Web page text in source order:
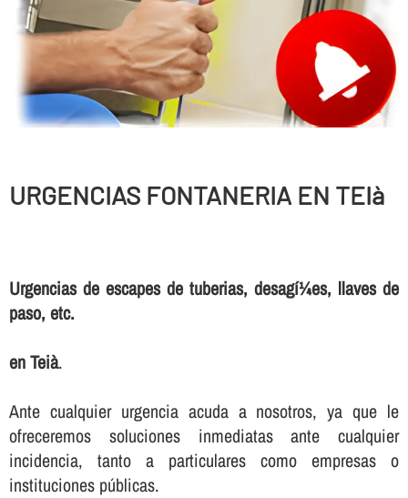
URGENCIAS FONTANERIA EN TEIà
Urgencias de escapes de tuberias, desagí¼es, llaves de
paso, etc.
en Teià.
Ante cualquier urgencia acuda a nosotros, ya que le
ofreceremos soluciones inmediatas ante cualquier
incidencia, tanto a particulares como empresas o
instituciones públicas.